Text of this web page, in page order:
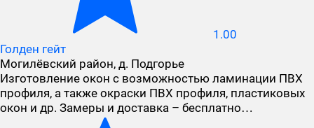
1.00
Голден гейт
Могилёвский район, д. Подгорье
Изготовление окон с возможностью ламинации ПВХ
профиля, а также окраски ПВХ профиля, пластиковых
окон и др. Замеры и доставка – бесплатно…